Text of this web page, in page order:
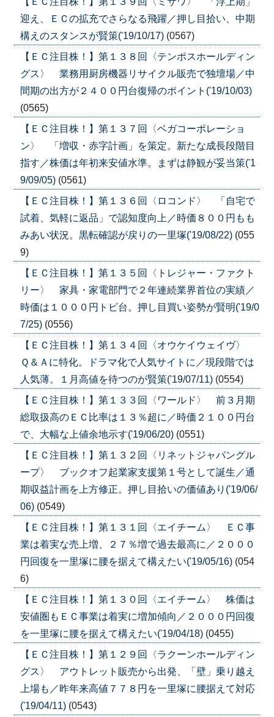
迎え、ＥＣの拡充でさらなる飛躍／押し目拾い、中期
構えのスタンスが賢策('19/10/17) (0567)
【ＥＣ注目株！】第１３８回〈テンポスホールディン
グス〉 業務用厨房機器リサイクル販売で独壇場／中
間期の出方が２４００円台復帰のポイント('19/10/03)
(0565)
【ＥＣ注目株！】第１３７回〈ベガコーポレーショ
ン〉 「増収・赤字計画」を策定。新たな成長段階目
指す／株価は年初来安値水準。まずは静観が妥当策('1
9/09/05) (0561)
【ＥＣ注目株！】第１３６回〈ロコンド〉 「自宅で
試着、気軽に返品」で認知度向上／時価８００円もも
みあい状況。黒転確認が戻りの一里塚('19/08/22) (055
9)
【ＥＣ注目株！】第１３５回〈トレジャー・ファクト
リー〉 家具・家電部門で２年連続業界首位の実績／
時価は１０００円トビ台。押し目買い姿勢が賢明('19/0
7/25) (0556)
【ＥＣ注目株！】第１３４回〈オウケイウェイヴ〉
Ｑ＆Ａに特化。ドラマ化で人気サイトに／現段階では
人気薄。１月高値を待つのが賢策('19/07/11) (0554)
【ＥＣ注目株！】第１３３回〈ワールド〉 前３月期
総取扱高のＥＣ比率は１３％超に／時価２１００円台
で、大幅な上値余地示す('19/06/20) (0551)
【ＥＣ注目株！】第１３２回〈リネットジャパングル
ープ〉 ブックオフ起業家支援第１号として誕生／通
期収益計画を上方修正。押し目拾いの価値あり('19/06/
06) (0549)
【ＥＣ注目株！】第１３１回〈エイチーム〉 ＥＣ事
業は着実な売上増、２７％増で過去最高に／２０００
円回復を一里塚に腰を据えて構えたい('19/05/16) (054
6)
【ＥＣ注目株！】第１３０回〈エイチーム〉 株価は
安値圏もＥＣ事業は着実に増加傾向／２０００円回復
を一里塚に腰を据えて構えたい('19/04/18) (0455)
【ＥＣ注目株！】第１２９回〈ラクーンホールディン
グス〉 アウトレット販売から出発、「壁」乗り越え
上場も／昨年来高値７７８円を一里塚に腰据えて対応
('19/04/11) (0543)